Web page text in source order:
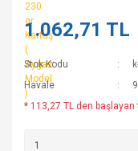
1.062,71 TL
Stok Kodu
Havale
* 113,27 TL den